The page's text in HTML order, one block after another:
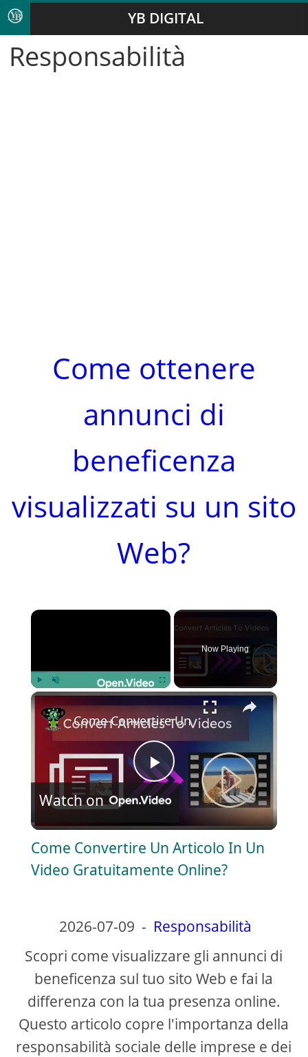
YB DIGITAL
Responsabilità
Come ottenere
annunci di
beneficenza
visualizzati su un sito
Web?
×
Play Unmute Fullscreen
Now Playing
×
P
l
a
V
i
d
Come Convertire Un Articolo In Un
Watch on
Come Convertire Un Articolo In Un
Video Gratuitamente Online?
2026-07-09 - Responsabilità
Scopri come visualizzare gli annunci di
beneficenza sul tuo sito Web e fai la
differenza con la tua presenza online.
Questo articolo copre l'importanza della
responsabilità sociale delle imprese e dei